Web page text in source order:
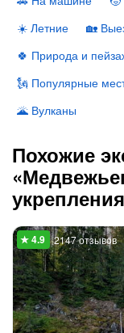
☀️ Летние
🏡
🍀 Природа и
🗽 Популярные
🌋 Вулканы
Похожие
2147 отзывов